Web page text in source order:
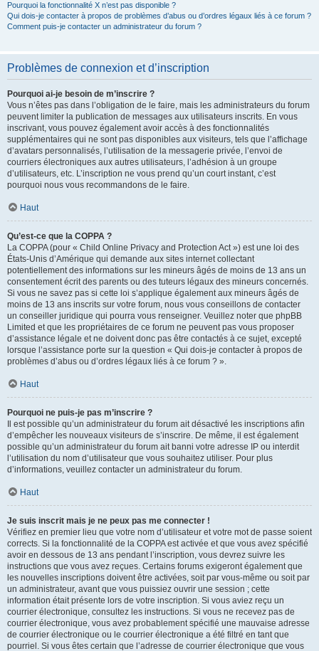
Pourquoi la fonctionnalité X n’est pas disponible ?
Qui dois-je contacter à propos de problèmes d’abus ou d’ordres légaux liés à ce forum ?
Comment puis-je contacter un administrateur du forum ?
Problèmes de connexion et d’inscription
Pourquoi ai-je besoin de m’inscrire ?
Vous n’êtes pas dans l’obligation de le faire, mais les administrateurs du forum
peuvent limiter la publication de messages aux utilisateurs inscrits. En vous
inscrivant, vous pouvez également avoir accès à des fonctionnalités
supplémentaires qui ne sont pas disponibles aux visiteurs, tels que l’affichage
d’avatars personnalisés, l’utilisation de la messagerie privée, l’envoi de
courriers électroniques aux autres utilisateurs, l’adhésion à un groupe
d’utilisateurs, etc. L’inscription ne vous prend qu’un court instant, c’est
pourquoi nous vous recommandons de le faire.
Haut
Qu’est-ce que la COPPA ?
La COPPA (pour « Child Online Privacy and Protection Act ») est une loi des
États-Unis d’Amérique qui demande aux sites internet collectant
potentiellement des informations sur les mineurs âgés de moins de 13 ans un
consentement écrit des parents ou des tuteurs légaux des mineurs concernés.
Si vous ne savez pas si cette loi s’applique également aux mineurs âgés de
moins de 13 ans inscrits sur votre forum, nous vous conseillons de contacter
un conseiller juridique qui pourra vous renseigner. Veuillez noter que phpBB
Limited et que les propriétaires de ce forum ne peuvent pas vous proposer
d’assistance légale et ne doivent donc pas être contactés à ce sujet, excepté
lorsque l’assistance porte sur la question « Qui dois-je contacter à propos de
problèmes d’abus ou d’ordres légaux liés à ce forum ? ».
Haut
Pourquoi ne puis-je pas m’inscrire ?
Il est possible qu’un administrateur du forum ait désactivé les inscriptions afin
d’empêcher les nouveaux visiteurs de s’inscrire. De même, il est également
possible qu’un administrateur du forum ait banni votre adresse IP ou interdit
l’utilisation du nom d’utilisateur que vous souhaitez utiliser. Pour plus
d’informations, veuillez contacter un administrateur du forum.
Haut
Je suis inscrit mais je ne peux pas me connecter !
Vérifiez en premier lieu que votre nom d’utilisateur et votre mot de passe soient
corrects. Si la fonctionnalité de la COPPA est activée et que vous avez spécifié
avoir en dessous de 13 ans pendant l’inscription, vous devrez suivre les
instructions que vous avez reçues. Certains forums exigeront également que
les nouvelles inscriptions doivent être activées, soit par vous-même ou soit par
un administrateur, avant que vous puissiez ouvrir une session ; cette
information était présente lors de votre inscription. Si vous aviez reçu un
courrier électronique, consultez les instructions. Si vous ne recevez pas de
courrier électronique, vous avez probablement spécifié une mauvaise adresse
de courrier électronique ou le courrier électronique a été filtré en tant que
pourriel. Si vous êtes certain que l’adresse de courrier électronique que vous